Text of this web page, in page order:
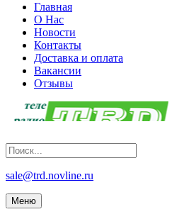
Главная
О Нас
Новости
Контакты
Доставка и оплата
Вакансии
Отзывы
sale@trd.novline.ru
Меню